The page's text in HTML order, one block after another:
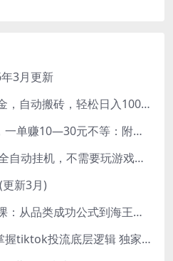
3月更新
最新快手磁力万和掘金，自动搬砖，轻松日入100-200，操作简单
帮别人安装“纸飞机“，一单赚10—30元不等：附：免费节点
25年最新游戏搬砖，全自动挂机，不需要玩游戏，单手机操作日入300+
新3月)
亚马逊卖家利润飙升课：从品类成功公式到海王打法，让每个SKU都成爆款一路飙升(更新26年3月
tiktok投流实操课：掌握tiktok投流底层逻辑 独家TK投流玩法